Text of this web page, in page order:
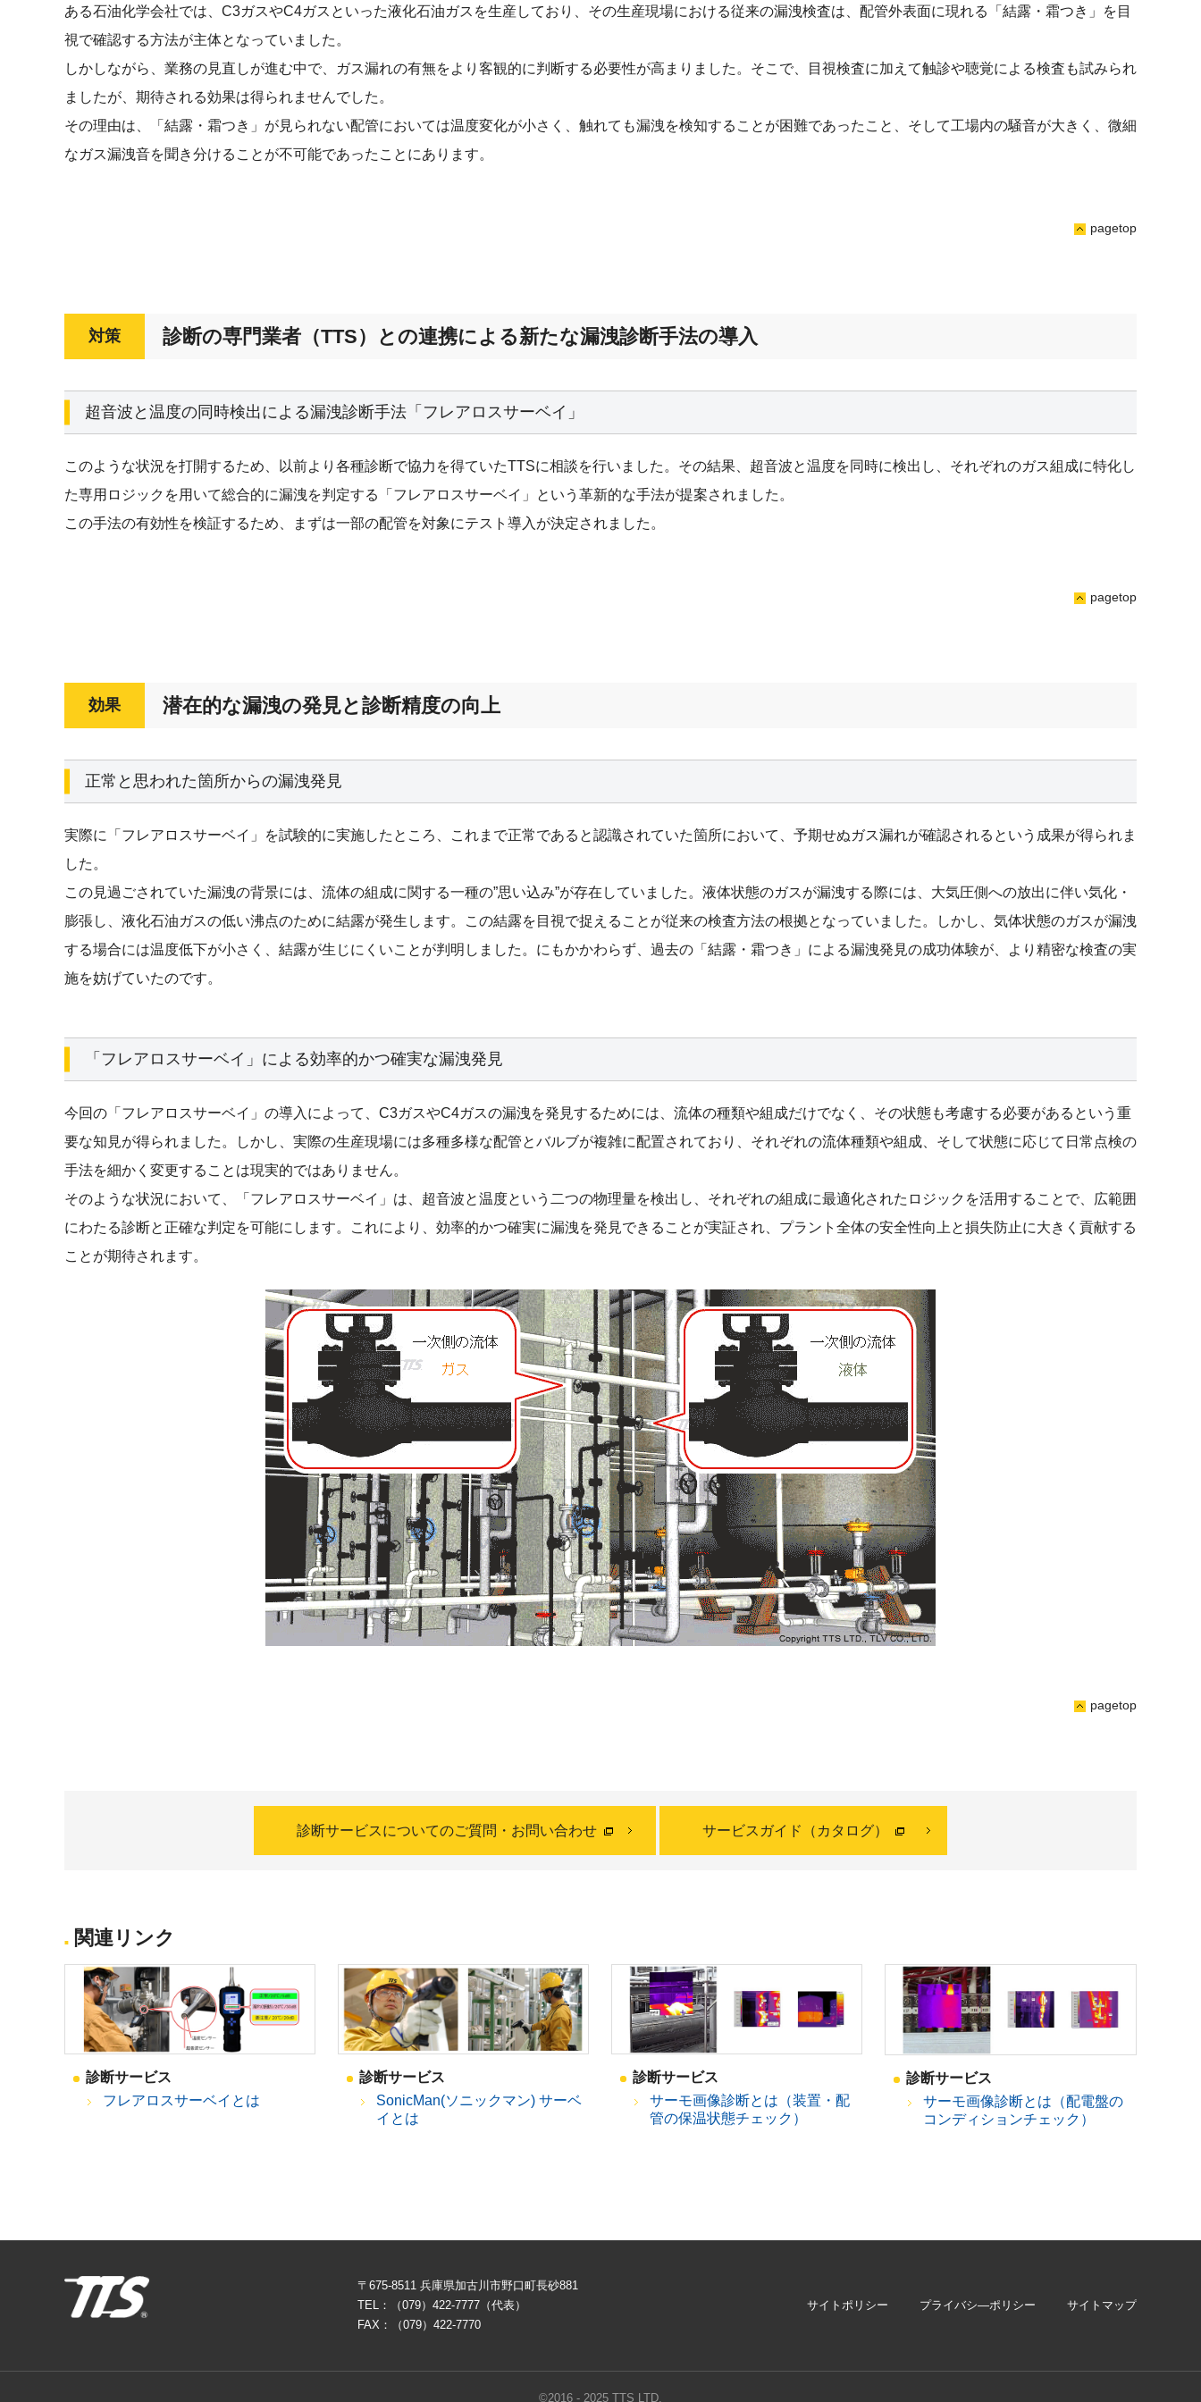
ある石油化学会社では、C3ガスやC4ガスといった液化石油ガスを生産しており、その生産現場における従来の漏洩検査は、配管外表面に現れる「結露・霜つき」を目
視で確認する方法が主体となっていました。
しかしながら、業務の見直しが進む中で、ガス漏れの有無をより客観的に判断する必要性が高まりました。そこで、目視検査に加えて触診や聴覚による検査も試みられ
ましたが、期待される効果は得られませんでした。
その理由は、「結露・霜つき」が見られない配管においては温度変化が小さく、触れても漏洩を検知することが困難であったこと、そして工場内の騒音が大きく、微細
なガス漏洩音を聞き分けることが不可能であったことにあります。
pagetop
対策 診断の専門業者（TTS）との連携による新たな漏洩診断手法の導入
超音波と温度の同時検出による漏洩診断手法「フレアロスサーベイ」
このような状況を打開するため、以前より各種診断で協力を得ていたTTSに相談を行いました。その結果、超音波と温度を同時に検出し、それぞれのガス組成に特化し
た専用ロジックを用いて総合的に漏洩を判定する「フレアロスサーベイ」という革新的な手法が提案されました。
この手法の有効性を検証するため、まずは一部の配管を対象にテスト導入が決定されました。
pagetop
効果 潜在的な漏洩の発見と診断精度の向上
正常と思われた箇所からの漏洩発見
実際に「フレアロスサーベイ」を試験的に実施したところ、これまで正常であると認識されていた箇所において、予期せぬガス漏れが確認されるという成果が得られま
した。
この見過ごされていた漏洩の背景には、流体の組成に関する一種の”思い込み”が存在していました。液体状態のガスが漏洩する際には、大気圧側への放出に伴い気化・
膨張し、液化石油ガスの低い沸点のために結露が発生します。この結露を目視で捉えることが従来の検査方法の根拠となっていました。しかし、気体状態のガスが漏洩
する場合には温度低下が小さく、結露が生じにくいことが判明しました。にもかかわらず、過去の「結露・霜つき」による漏洩発見の成功体験が、より精密な検査の実
施を妨げていたのです。
「フレアロスサーベイ」による効率的かつ確実な漏洩発見
今回の「フレアロスサーベイ」の導入によって、C3ガスやC4ガスの漏洩を発見するためには、流体の種類や組成だけでなく、その状態も考慮する必要があるという重
要な知見が得られました。しかし、実際の生産現場には多種多様な配管とバルブが複雑に配置されており、それぞれの流体種類や組成、そして状態に応じて日常点検の
手法を細かく変更することは現実的ではありません。
そのような状況において、「フレアロスサーベイ」は、超音波と温度という二つの物理量を検出し、それぞれの組成に最適化されたロジックを活用することで、広範囲
にわたる診断と正確な判定を可能にします。これにより、効率的かつ確実に漏洩を発見できることが実証され、プラント全体の安全性向上と損失防止に大きく貢献する
ことが期待されます。
pagetop
診断サービスについてのご質問・お問い合わせ サービスガイド（カタログ）
関連リンク
診断サービス
フレアロスサーベイとは
診断サービス
SonicMan(ソニックマン) サーベ
イとは
診断サービス
サーモ画像診断とは（装置・配
管の保温状態チェック）
診断サービス
サーモ画像診断とは（配電盤の
コンディションチェック）
〒675-8511 兵庫県加古川市野口町長砂881
TEL：（079）422-7777（代表）
FAX：（079）422-7770
サイトポリシー プライバシ―ポリシー サイトマップ
©2016 - 2025 TTS LTD.